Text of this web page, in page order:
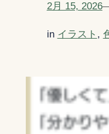
2月 15, 2026
in イラスト ,